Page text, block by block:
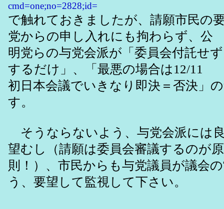
cmd=one;no=2828;id=
で触れておきましたが、請願市民の
党からの申し入れにも拘わらず、公
明党らの与党会派が「委員会付託せ
するだけ」、「最悪の場合は12/11
初日本会議でいきなり即決＝否決」
す。
そうならないよう、与党会派には
望むし（請願は委員会審議するのが原
則！）、市民からも与党議員が議会
う、要望して監視して下さい。